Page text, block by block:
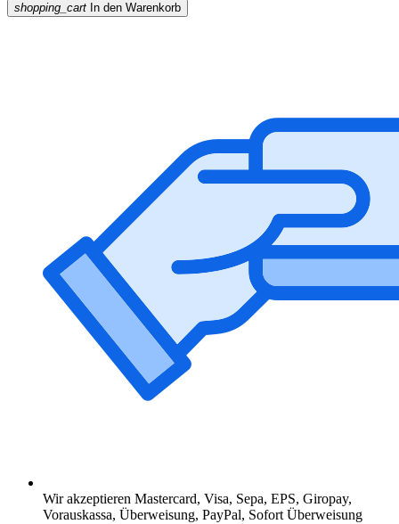
shopping_cart In den Warenkorb
Wir akzeptieren Mastercard, Visa, Sepa, EPS, Giropay,
Vorauskassa, Überweisung, PayPal, Sofort Überweisung